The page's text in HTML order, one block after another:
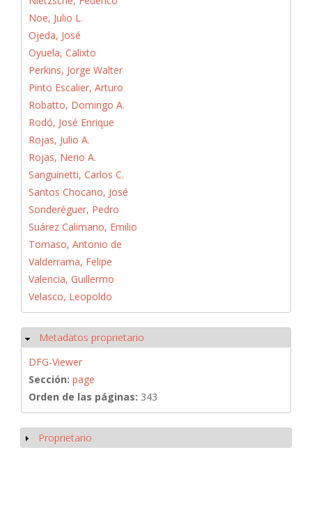
Noe, Julio L.
Ojeda, José
Oyuela, Calixto
Perkins, Jorge Walter
Pinto Escalier, Arturo
Robatto, Domingo A.
Rodó, José Enrique
Rojas, Julio A.
Rojas, Nerio A.
Sanguinetti, Carlos C.
Santos Chocano, José
Sonderéguer, Pedro
Suárez Calimano, Emilio
Tomaso, Antonio de
Valderrama, Felipe
Valencia, Guillermo
Velasco, Leopoldo
Ocultar
Metadatos proprietario
DFG-Viewer
Sección: page
Orden de las páginas: 343
Mostrar
Proprietario